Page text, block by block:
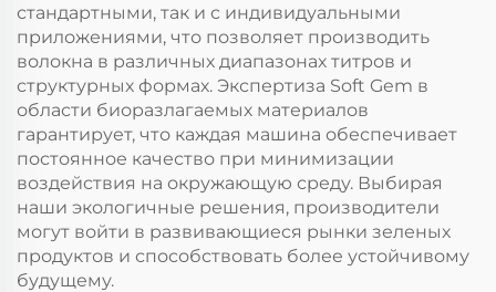
стандартными, так и с индивидуальными
приложениями, что позволяет производить
волокна в различных диапазонах титров и
структурных формах. Экспертиза Soft Gem в
области биоразлагаемых материалов
гарантирует, что каждая машина обеспечивает
постоянное качество при минимизации
воздействия на окружающую среду. Выбирая
наши экологичные решения, производители
могут войти в развивающиеся рынки зеленых
продуктов и способствовать более устойчивому
будущему.